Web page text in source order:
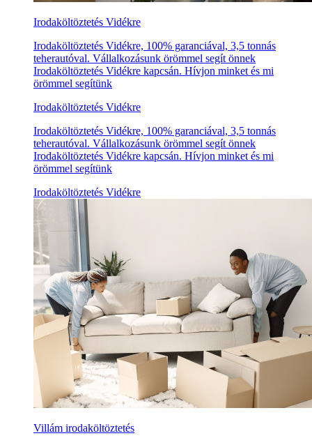
Irodaköltöztetés Vidékre
Irodaköltöztetés Vidékre, 100% garanciával, 3,5 tonnás
teherautóval. Vállalkozásunk örömmel segít önnek
Irodaköltöztetés Vidékre kapcsán. Hívjon minket és mi
örömmel segítünk
Irodaköltöztetés Vidékre
Irodaköltöztetés Vidékre, 100% garanciával, 3,5 tonnás
teherautóval. Vállalkozásunk örömmel segít önnek
Irodaköltöztetés Vidékre kapcsán. Hívjon minket és mi
örömmel segítünk
Irodaköltöztetés Vidékre
Villám irodaköltöztetés